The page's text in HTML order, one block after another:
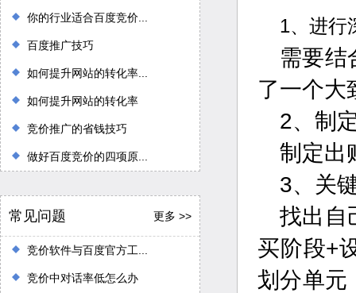
你的行业适合百度竞价...
百度推广技巧
如何提升网站的转化率...
如何提升网站的转化率
竞价推广的省钱技巧
做好百度竞价的四项原...
常见问题 更多 >>
竞价软件与百度官方工...
竞价中对话率低怎么办
1、进行
需要结
了一个大
2、制
制定出
3、关
找出自
买阶段+
划分单元